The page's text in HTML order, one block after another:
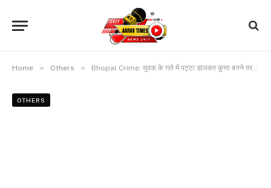
Home » Others » Bhopal Crime: युवक के गले में पट्टा डालकर कुत्ता बनने पर किया मजबूर, कहा- कुत्ता बन, और भौंक
OTHERS